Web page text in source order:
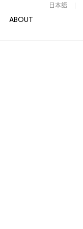
ABOUT
日本語